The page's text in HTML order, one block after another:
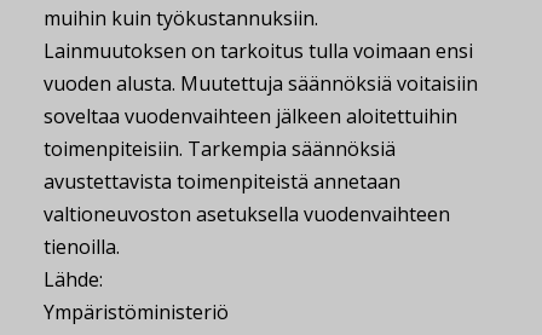
muihin kuin työkustannuksiin.
Lainmuutoksen on tarkoitus tulla voimaan ensi
vuoden alusta. Muutettuja säännöksiä voitaisiin
soveltaa vuodenvaihteen jälkeen aloitettuihin
toimenpiteisiin. Tarkempia säännöksiä
avustettavista toimenpiteistä annetaan
valtioneuvoston asetuksella vuodenvaihteen
tienoilla.
Lähde:
Ympäristöministeriö